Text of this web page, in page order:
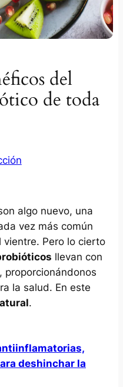
del
de toda
algo nuevo, una
vez más común
vientre. Pero lo cierto
llevan con
proporcionándonos
la salud. En este
.
deshinchar la